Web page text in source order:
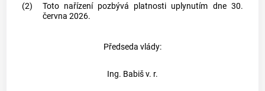
(2)
Toto nařízení pozbývá platnosti uplynutím dne 30.
června 2026.
Předseda vlády:
Ing. Babiš v. r.